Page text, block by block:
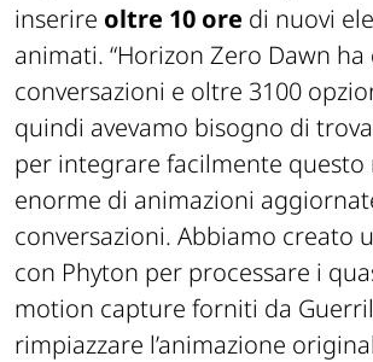
inserire oltre 10 ore di nuovi
animati. “Horizon Zero Dawn ha
conversazioni e oltre 3100
quindi avevamo bisogno di
per integrare facilmente questo
enorme di animazioni
conversazioni. Abbiamo creato
con Phyton per processare i
motion capture forniti da
rimpiazzare l’animazione